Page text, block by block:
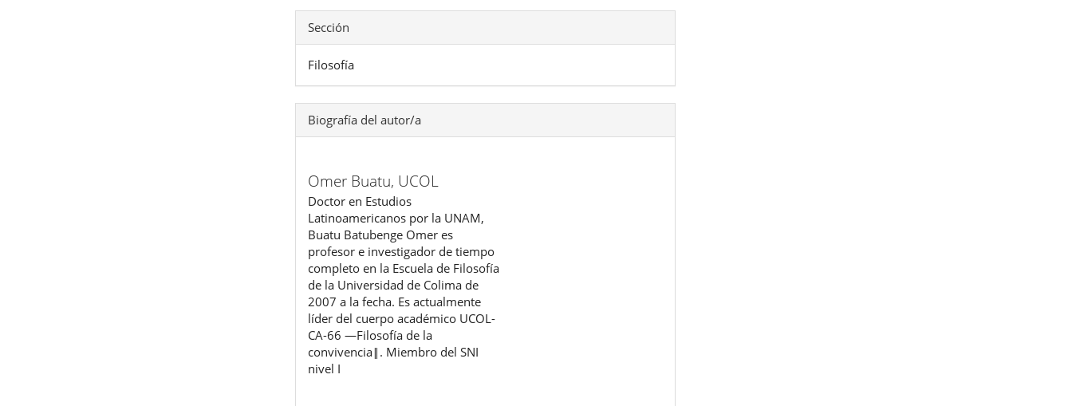
Sección
Filosofía
Biografía del autor/a
Omer Buatu, UCOL
Doctor en Estudios
Latinoamericanos por la UNAM,
Buatu Batubenge Omer es
profesor e investigador de tiempo
completo en la Escuela de Filosofía
de la Universidad de Colima de
2007 a la fecha. Es actualmente
líder del cuerpo académico UCOL-
CA-66 ―Filosofía de la
convivencia‖. Miembro del SNI
nivel I